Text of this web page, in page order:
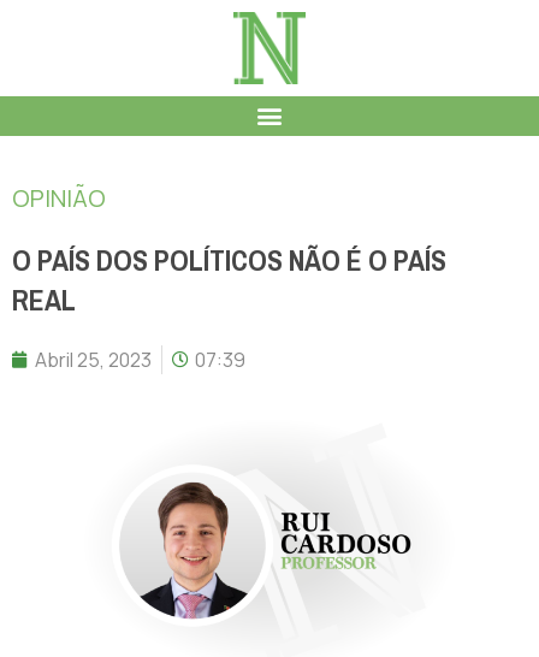
OPINIÃO
O PAÍS DOS POLÍTICOS NÃO É O PAÍS
REAL
Abril 25, 2023 07:39